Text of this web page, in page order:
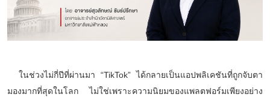
ในช่วงไม่กี่ปีที่ผ่านมา “TikTok” ได้กลายเป็นแอปพลิเคชันที่ถูกจับตา
มองมากที่สุดในโลก ไม่ใช่เพราะความนิยมของแพลตฟอร์มเพียงอย่าง